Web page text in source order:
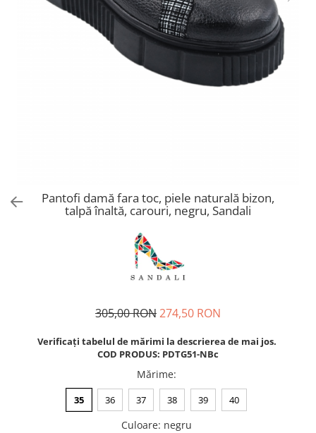
Pantofi damă fara toc, piele naturală bizon,
talpă înaltă, carouri, negru, Sandali
305,00 RON274,50 RON
Verificați tabelul de mărimi la descrierea de mai jos.
COD PRODUS: PDTG51-NBc
Mărime:
35 36 37 38 39 40
Culoare: negru